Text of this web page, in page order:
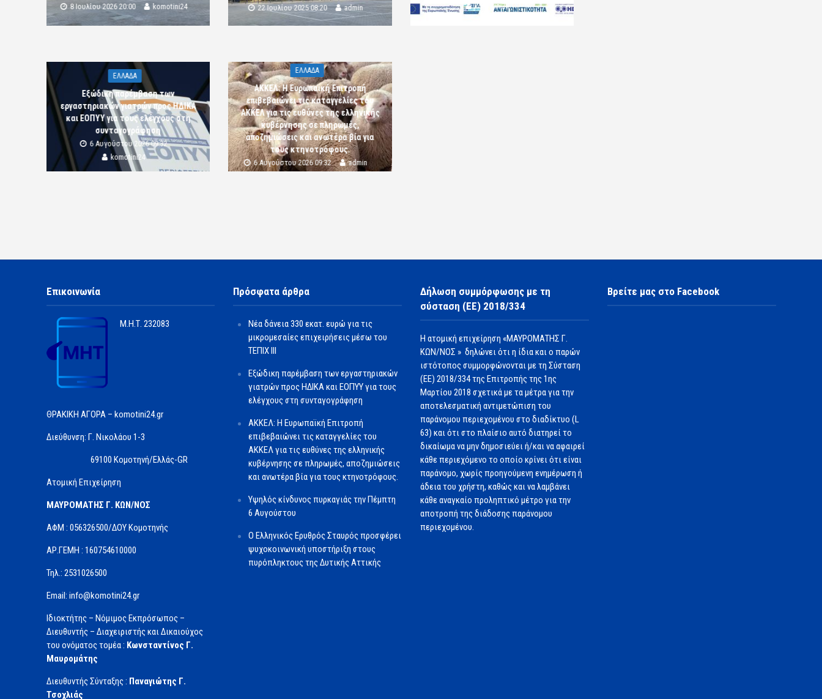
8 Ιουλίου 2026 20:00 komotini24 22 Ιουλίου 2025 08:20 admin
komotini24
ΕΛΛΑΔΑ
Εξώδικη παρέμβαση των
εργαστηριακών γιατρών προς ΗΔΙΚΑ
και ΕΟΠΥΥ για τους ελέγχους στη
συνταγογράφηση
6 Αυγούστου 2026 09:32
komotini24
ΕΛΛΑΔΑ
ΑΚΚΕΛ: Η Ευρωπαϊκή Επιτροπή
επιβεβαιώνει τις καταγγελίες του
ΑΚΚΕΛ για τις ευθύνες της ελληνικής
κυβέρνησης σε πληρωμές,
αποζημιώσεις και ανωτέρα βία για
τους κτηνοτρόφους.
6 Αυγούστου 2026 09:32 admin
Επικοινωνία
Μ.Η.Τ. 232083
ΘΡΑΚΙΚΗ ΑΓΟΡΑ – komotini24.gr
Διεύθυνση: Γ. Νικολάου 1-3
69100 Κομοτηνή/Ελλάς-GR
Ατομική Επιχείρηση
ΜΑΥΡΟΜΑΤΗΣ Γ. ΚΩΝ/ΝΟΣ
ΑΦΜ : 056326500/ΔOΥ Κομοτηνής
ΑΡ.ΓΕΜΗ : 160754610000
Τηλ.: 2531026500
Email: info@komotini24.gr
Ιδιοκτήτης – Νόμιμος Εκπρόσωπος –
Διευθυντής – Διαχειριστής και Δικαιούχος
του ονόματος τομέα : Κωνσταντίνος Γ.
Μαυρομάτης
Διευθυντής Σύνταξης : Παναγιώτης Γ.
Τσοχλιάς
Πρόσφατα άρθρα
Νέα δάνεια 330 εκατ. ευρώ για τις
μικρομεσαίες επιχειρήσεις μέσω του
ΤΕΠΙΧ ΙΙΙ
Εξώδικη παρέμβαση των εργαστηριακών
γιατρών προς ΗΔΙΚΑ και ΕΟΠΥΥ για τους
ελέγχους στη συνταγογράφηση
ΑΚΚΕΛ: Η Ευρωπαϊκή Επιτροπή
επιβεβαιώνει τις καταγγελίες του
ΑΚΚΕΛ για τις ευθύνες της ελληνικής
κυβέρνησης σε πληρωμές, αποζημιώσεις
και ανωτέρα βία για τους κτηνοτρόφους.
Υψηλός κίνδυνος πυρκαγιάς την Πέμπτη
6 Αυγούστου
Ο Ελληνικός Ερυθρός Σταυρός προσφέρει
ψυχοκοινωνική υποστήριξη στους
πυρόπληκτους της Δυτικής Αττικής
Δήλωση συμμόρφωσης με τη
σύσταση (ΕΕ) 2018/334
Η ατομική επιχείρηση «ΜΑΥΡΟΜΑΤΗΣ Γ.
ΚΩΝ/ΝΟΣ » δηλώνει ότι η ίδια και ο παρών
ιστότοπος συμμορφώνονται με τη Σύσταση
(ΕΕ) 2018/334 της Επιτροπής της 1ης
Μαρτίου 2018 σχετικά με τα μέτρα για την
αποτελεσματική αντιμετώπιση του
παράνομου περιεχομένου στο διαδίκτυο (L
63) και ότι στο πλαίσιο αυτό διατηρεί το
δικαίωμα να μην δημοσιεύει ή/και να αφαιρεί
κάθε περιεχόμενο το οποίο κρίνει ότι είναι
παράνομο, χωρίς προηγούμενη ενημέρωση ή
άδεια του χρήστη, καθώς και να λαμβάνει
κάθε αναγκαίο προληπτικό μέτρο για την
αποτροπή της διάδοσης παράνομου
περιεχομένου.
Βρείτε μας στο Facebook